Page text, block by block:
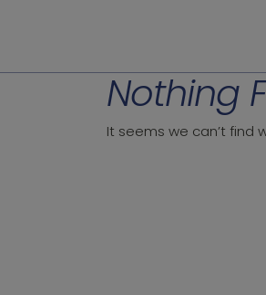
Nothing
It seems we can’t find